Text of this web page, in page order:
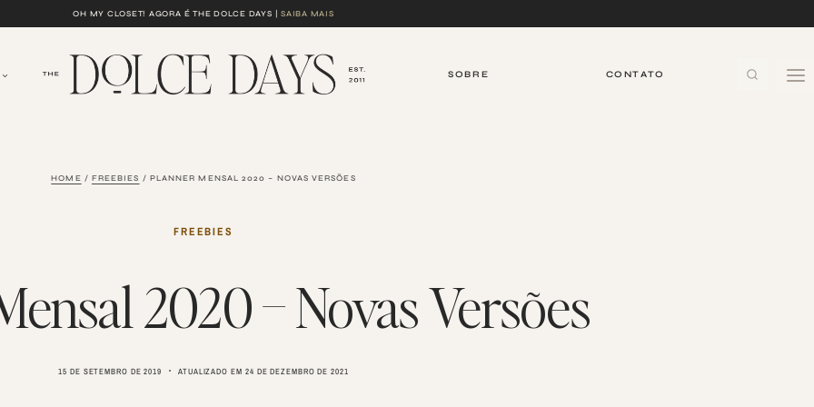
OH MY CLOSET! AGORA É THE DOLCE DAYS |SAIBA MAIS
SOBRE CONTATO
HOME / FREEBIES / PLANNER MENSAL 2020 – NOVAS VERSÕES
FREEBIES
2020 – Novas Versões
15 DE SETEMBRO DE 2019 ATUALIZADO EM 24 DE DEZEMBRO DE 2021